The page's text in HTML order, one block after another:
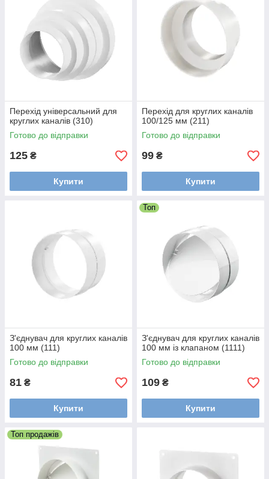
Перехід універсальний для
круглих каналів (310)
Готово до відправки
125 ₴
Купити
Перехід для круглих каналів
100/125 мм (211)
Готово до відправки
99 ₴
Купити
З'єднувач для круглих каналів
100 мм (111)
Готово до відправки
81 ₴
Купити
Топ
З'єднувач для круглих каналів
100 мм із клапаном (1111)
Готово до відправки
109 ₴
Купити
Топ продажів